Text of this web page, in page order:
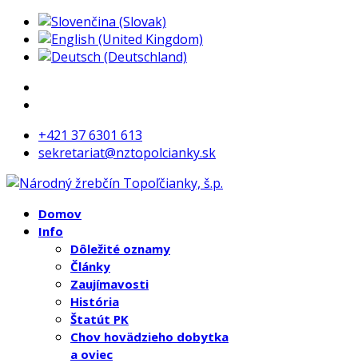
+421 37 6301 613
sekretariat@nztopolcianky.sk
Domov
Info
Dôležité oznamy
Články
Zaujímavosti
História
Štatút PK
Chov hovädzieho dobytka
a oviec